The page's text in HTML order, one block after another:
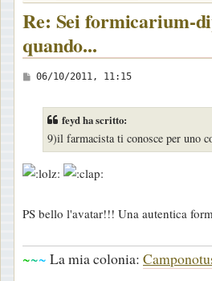
Re: Sei formicarium-
quando...
M
g
i
06/10/2011, 11:15
feyd ha scritto:
9)il farmacista ti conosce per uno
PS bello l'avatar!!! Una autentica
~~~ La mia colonia: